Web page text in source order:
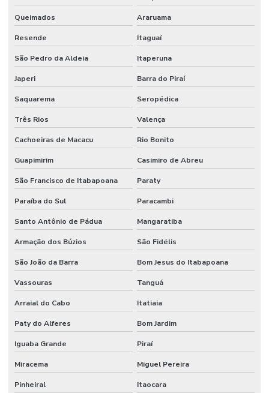
Queimados Araruama
Resende Itaguaí
São Pedro da Aldeia Itaperuna
Japeri Barra do Piraí
Saquarema Seropédica
Três Rios Valença
Cachoeiras de Macacu Rio Bonito
Guapimirim Casimiro de Abreu
São Francisco de Itabapoana Paraty
Paraíba do Sul Paracambi
Santo Antônio de Pádua Mangaratiba
Armação dos Búzios São Fidélis
São João da Barra Bom Jesus do Itabapoana
Vassouras Tanguá
Arraial do Cabo Itatiaia
Paty do Alferes Bom Jardim
Iguaba Grande Piraí
Miracema Miguel Pereira
Pinheiral Itaocara